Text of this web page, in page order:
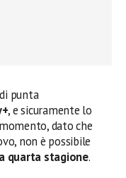
punta
, e sicuramente lo
dato che
non è possibile
quarta stagione.